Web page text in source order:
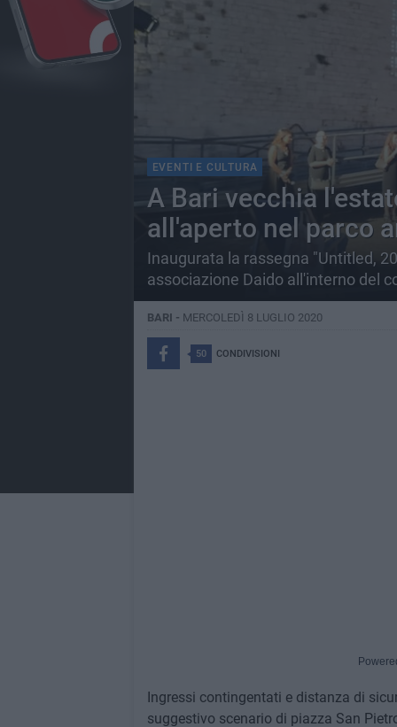
EVENTI E CULTURA
A Bari vecchia
all'aperto nel parco
Inaugurata la rassegna "Untitled,
associazione Daido all'interno del
BARI - MERCOLEDÌ 8 LUGLIO 2020
50 CONDIVISIONI
Ingressi contingentati e distanza di
suggestivo scenario di piazza San